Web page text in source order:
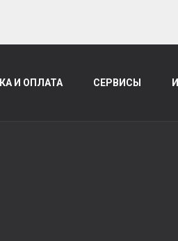
И ОПЛАТА СЕРВИСЫ